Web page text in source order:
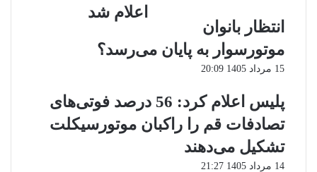
برای
سال
اعلام
اعلام شد
انتظار بانوان
موتورسوار به پایان می‌رسد؟
15 مرداد 1405 20:09
پلیس اعلام کرد: 56 درصد فوتی‌های
تصادفات قم را راکبان موتورسیکلت
تشکیل می‌دهند
14 مرداد 1405 21:27